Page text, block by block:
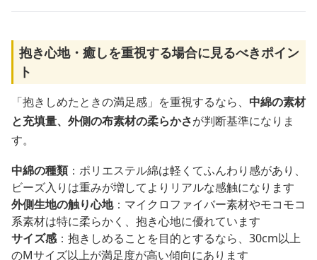
抱き心地・癒しを重視する場合に見るべきポイン
ト
「抱きしめたときの満足感」を重視するなら、 中綿の素材
と充填量、外側の布素材の柔らかさが判断基準になりま
す。
中綿の種類：ポリエステル綿は軽くてふんわり感があり、
ビーズ入りは重みが増してよりリアルな感触になります
外側生地の触り心地：マイクロファイバー素材やモコモコ
系素材は特に柔らかく、抱き心地に優れています
サイズ感：抱きしめることを目的とするなら、30cm以上
のMサイズ以上が満足度が高い傾向にあります